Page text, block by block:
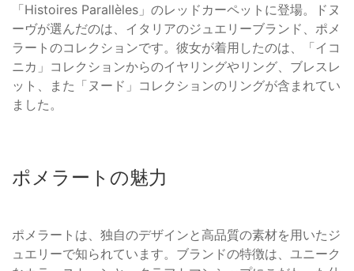
「Histoires Parallèles」のレッドカーペットに登場。ドヌ
ーヴが選んだのは、イタリアのジュエリーブランド、ポメ
ラートのコレクションです。彼女が着用したのは、「イコ
ニカ」コレクションからのイヤリングやリング、ブレスレ
ット、また「ヌード」コレクションのリングが含まれてい
ました。
ポメラートの魅力
ポメラートは、独自のデザインと高品質の素材を用いたジ
ュエリーで知られています。ブランドの特徴は、ユニーク